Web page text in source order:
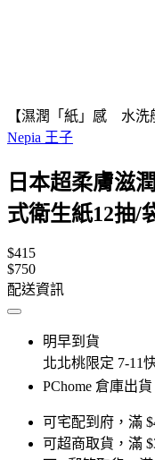
【濕潤「紙」感 水洗
Nepia 王子
日本超柔膚滋
式衛生紙12抽/
$415
$750
配送資訊
明早到貨
北北桃限定 7-11
PChome 倉庫出
可宅配到府，滿
可超商取貨，滿